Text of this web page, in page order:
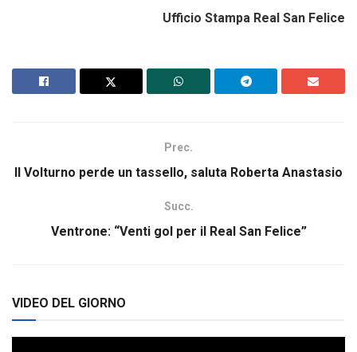
Ufficio Stampa Real San Felice
Prec.
Il Volturno perde un tassello, saluta Roberta Anastasio
Succ.
Ventrone: “Venti gol per il Real San Felice”
VIDEO DEL GIORNO